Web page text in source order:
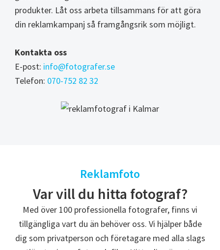
produkter. Låt oss arbeta tillsammans för att göra
din reklamkampanj så framgångsrik som möjligt.
Kontakta oss
E-post: info@fotografer.se
Telefon: 070-752 82 32
Reklamfoto
Var vill du hitta fotograf?
Med över 100 professionella fotografer, finns vi
tillgängliga vart du än behöver oss. Vi hjälper både
dig som privatperson och företagare med alla slags